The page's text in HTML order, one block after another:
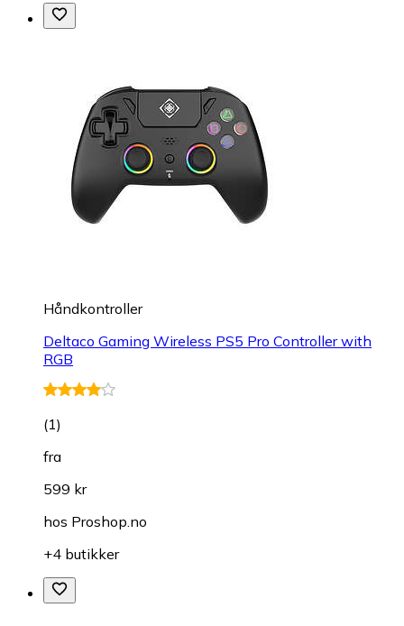
Håndkontroller
Deltaco Gaming Wireless PS5 Pro Controller with
RGB
(1)
fra
599 kr
hos Proshop.no
+4 butikker